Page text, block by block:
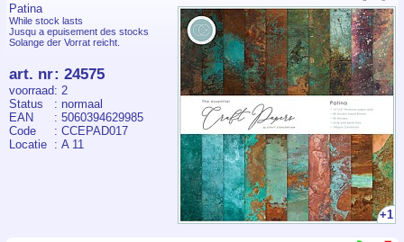
Patina
+1
While stock lasts
Jusqu a epuisement des stocks
Solange der Vorrat reicht.
art. nr: 24575
voorraad: 2
Status
: normaal
EAN
: 5060394629985
Code
: CCEPAD017
Locatie : A 11